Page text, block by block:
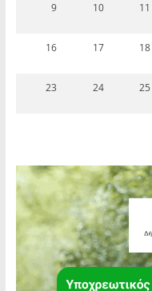
9 10 11
16 17 18
23 24 25